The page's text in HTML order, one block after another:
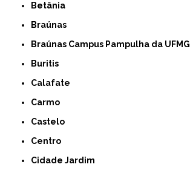
Betânia
Braúnas
Braúnas Campus Pampulha da UFMG
Buritis
Calafate
Carmo
Castelo
Centro
Cidade Jardim